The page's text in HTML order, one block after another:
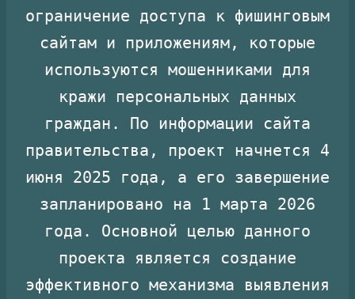
ограничение доступа к фишинговым
сайтам и приложениям, которые
используются мошенниками для
кражи персональных данных
граждан. По информации сайта
правительства, проект начнется 4
июня 2025 года, а его завершение
запланировано на 1 марта 2026
года. Основной целью данного
проекта является создание
эффективного механизма выявления